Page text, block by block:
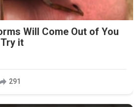
Will Come Out of You
it
291